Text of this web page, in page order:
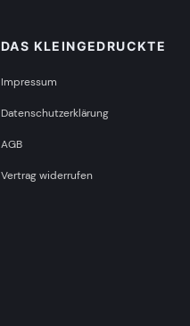
DAS KLEINGEDRUCKTE
Impressum
Datenschutzerklärung
AGB
Vertrag widerrufen